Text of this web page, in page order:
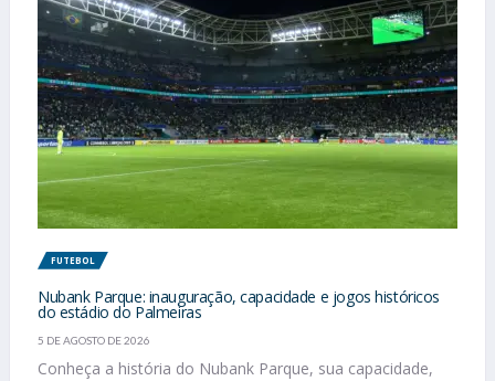
FUTEBOL
Nubank Parque: inauguração, capacidade e jogos históricos
do estádio do Palmeiras
5 DE AGOSTO DE 2026
Conheça a história do Nubank Parque, sua capacidade,